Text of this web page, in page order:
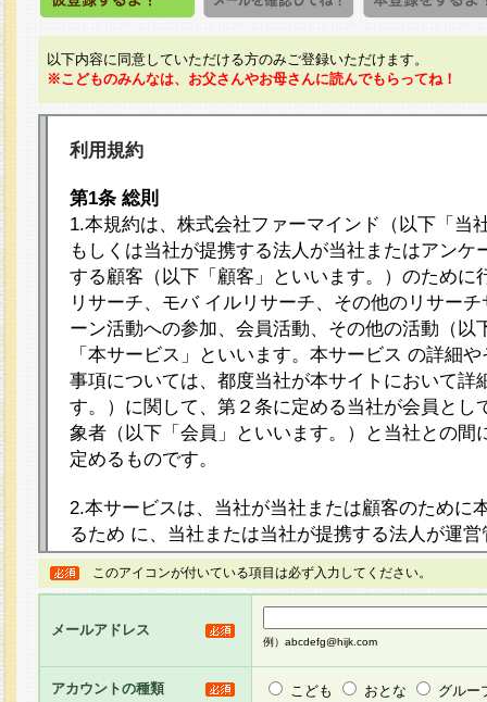
以下内容に同意していただける方のみご登録いただけます。
※こどものみんなは、お父さんやお母さんに読んでもらってね！
利用規約
第1条 総則
1.本規約は、株式会社ファーマインド（以下「当
もしくは当社が提携する法人が当社またはアンケ
する顧客（以下「顧客」といいます。）のために
リサーチ、モバ イルリサーチ、その他のリサー
ーン活動への参加、会員活動、その他の活動（以
「本サービス」といいます。本サービス の詳細
事項については、都度当社が本サイトにおいて詳
す。）に関して、第２条に定める当社が会員とし
象者（以下「会員」といいます。）と当社との間
定めるものです。
2.本サービスは、当社が当社または顧客のために
るため に、当社または当社が提携する法人が運
ト（以下「本サイト」といいます。）上に本サー
ージを設け、会員がアンケー ト調査に回答する
し、その結果を当社が集計・分析その他の利用を
るものです。なお、本サービスは、それぞれの目
員に対して本サービスの依頼を行うこともあり、
た全ての会員に対して本サービスの依頼をすると
このアイコンが付いている項目は必ず入力してください。
メールアドレス
例）abcdefg@hijk.com
アカウントの種類 こども おとな グルー